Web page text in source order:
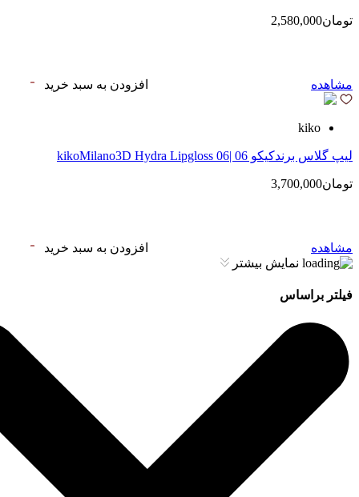
تومان2,580,000
مشاهده افزودن به سبد خرید
kiko
لیپ گلاس‌ برندکیکو 06 |kikoMilano3D Hydra Lipgloss 06
تومان3,700,000
مشاهده
افزودن به سبد خرید
نمایش بیشتر
فیلتر براساس